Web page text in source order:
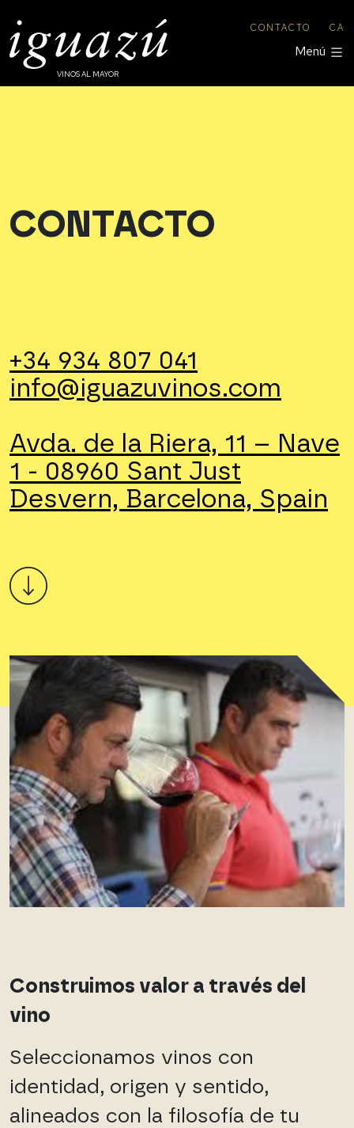
CONTACTO CA
Menú
VINOS AL MAYOR
CONTACTO
+34 934 807 041
info@iguazuvinos.com
Avda. de la Riera, 11 – Nave
1 - 08960 Sant Just
Desvern, Barcelona, Spain
Construimos valor a través del
vino
Seleccionamos vinos con
identidad, origen y sentido,
alineados con la filosofía de tu